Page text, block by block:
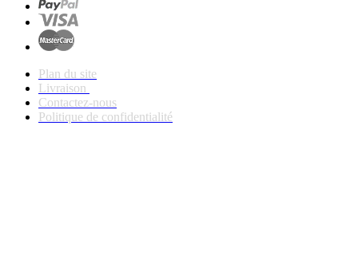
Plan du site
Livraison
Contactez-nous
Politique de confidentialité